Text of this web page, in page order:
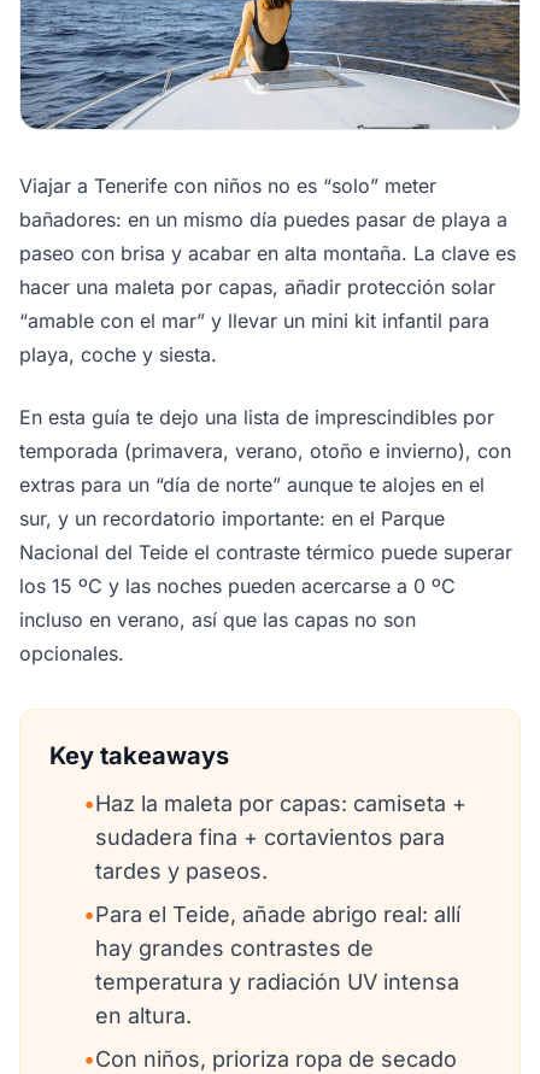
Viajar a Tenerife con niños no es “solo” meter
bañadores: en un mismo día puedes pasar de playa a
paseo con brisa y acabar en alta montaña. La clave es
hacer una maleta por capas, añadir protección solar
“amable con el mar” y llevar un mini kit infantil para
playa, coche y siesta.
En esta guía te dejo una lista de imprescindibles por
temporada (primavera, verano, otoño e invierno), con
extras para un “día de norte” aunque te alojes en el
sur, y un recordatorio importante: en el Parque
Nacional del Teide el contraste térmico puede superar
los 15 ºC y las noches pueden acercarse a 0 ºC
incluso en verano, así que las capas no son
opcionales.
Key takeaways
•Haz la maleta por capas: camiseta +
sudadera fina + cortavientos para
tardes y paseos.
•Para el Teide, añade abrigo real: allí
hay grandes contrastes de
temperatura y radiación UV intensa
en altura.
•Con niños, prioriza ropa de secado